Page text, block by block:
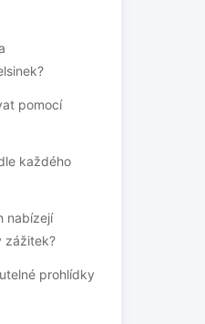
pomocí
každého
nabízejí
zážitek?
prohlídky